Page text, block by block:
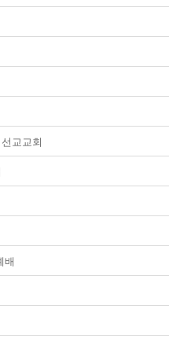
교교회
배